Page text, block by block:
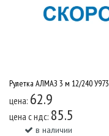
Рулетка АЛМАЗ 3 м 12/240 У973
цена: 62.9
цена c ндс: 85.5
в наличии